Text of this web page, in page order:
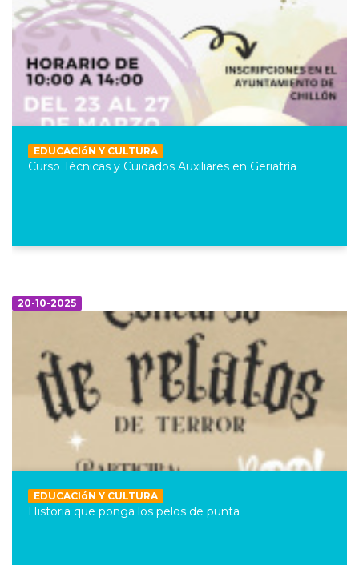
EDUCACIóN Y CULTURA
Curso Técnicas y Cuidados Auxiliares en Geriatría
20-10-2025
EDUCACIóN Y CULTURA
Historia que ponga los pelos de punta